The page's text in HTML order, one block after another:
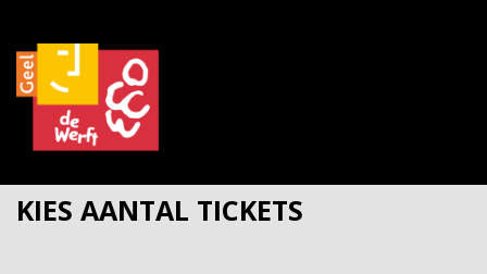
KIES AANTAL TICKETS